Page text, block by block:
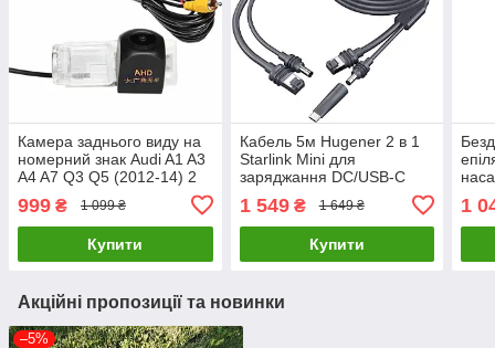
Камера заднього виду на
номерний знак Audi A1 A3
A4 A7 Q3 Q5 (2012-14) 2
AHD 1080P/720P
999 ₴ 1 099 ₴
Купити
Кабель 5м Hugener 2 в 1
Starlink Mini для
заряджання DC/USB-C
1 549₴ 1 649 ₴
Купити
1
Акційні пропозиції та новинки
–5%